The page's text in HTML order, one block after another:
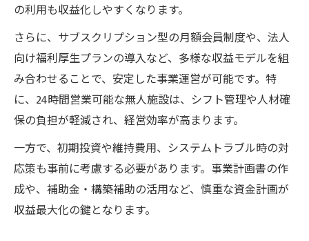
の利用も収益化しやすくなります。
さらに、サブスクリプション型の月額会員制度や、法人
向け福利厚生プランの導入など、多様な収益モデルを組
み合わせることで、安定した事業運営が可能です。特
に、24時間営業可能な無人施設は、シフト管理や人材確
保の負担が軽減され、経営効率が高まります。
一方で、初期投資や維持費用、システムトラブル時の対
応策も事前に考慮する必要があります。事業計画書の作
成や、補助金・構築補助の活用など、慎重な資金計画が
収益最大化の鍵となります。